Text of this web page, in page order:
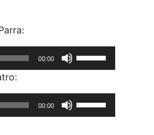
00:00
de
flecha
00:00